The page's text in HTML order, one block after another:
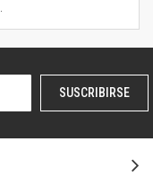
SUSCRIBIRSE